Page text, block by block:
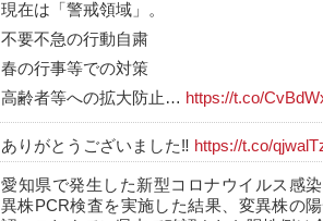
現在は「警戒領域」。
不要不急の行動自粛
春の行事等での対策
高齢者等への拡大防止… https://t.co/
ありがとうございました‼️ https://t.co/
愛知県で発生した新型コロナウイルス感
異株PCR検査を実施した結果、変異株の